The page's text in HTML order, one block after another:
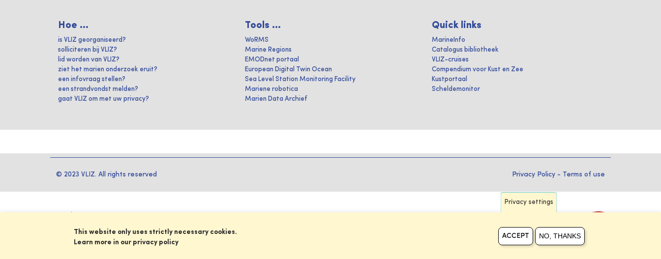
Hoe ...
is VLIZ georganiseerd?
solliciteren bij VLIZ?
lid worden van VLIZ?
ziet het marien onderzoek eruit?
een infovraag stellen?
een strandvondst melden?
gaat VLIZ om met uw privacy?
Tools ...
WoRMS
Marine Regions
EMODnet portaal
European Digital Twin Ocean
Sea Level Station Monitoring Facility
Mariene robotica
Marien Data Archief
Quick links
MarineInfo
Catalogus bibliotheek
VLIZ-cruises
Compendium voor Kust en Zee
Kustportaal
Scheldemonitor
© 2023 VLIZ. All rights reserved Privacy Policy - Terms of use
Privacy settings
This website only uses strictly necessary cookies.
Learn more in our privacy policy
ACCEPT NO, THANKS